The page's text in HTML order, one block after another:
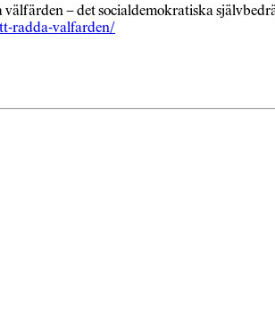
– det socialdemokratiska
radda-valfarden/